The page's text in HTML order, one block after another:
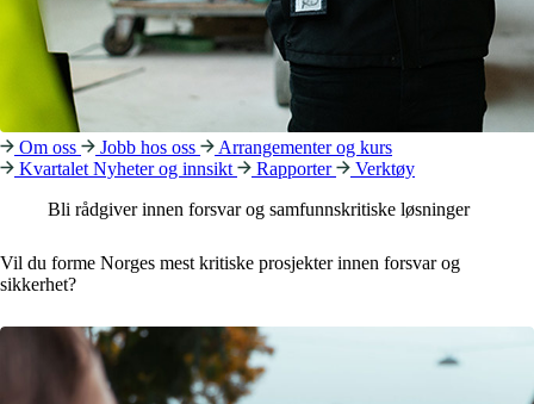
Om oss Jobb hos oss
Arrangementer og kurs
Kvartalet Nyheter og innsikt Rapporter
Verktøy
Bli rådgiver innen forsvar og samfunnskritiske løsninger
Vil du forme Norges mest kritiske prosjekter innen forsvar og
sikkerhet?